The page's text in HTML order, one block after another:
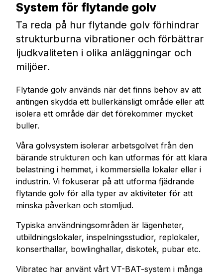
System för flytande golv
Ta reda på hur flytande golv förhindrar
strukturburna vibrationer och förbättrar
ljudkvaliteten i olika anläggningar och
miljöer.
Flytande golv används när det finns behov av att
antingen skydda ett bullerkänsligt område eller att
isolera ett område där det förekommer mycket
buller.
Våra golvsystem isolerar arbetsgolvet från den
bärande strukturen och kan utformas för att klara
belastning i hemmet, i kommersiella lokaler eller i
industrin. Vi fokuserar på att utforma fjädrande
flytande golv för alla typer av aktiviteter för att
minska påverkan och stomljud.
Typiska användningsområden är lägenheter,
utbildningslokaler, inspelningsstudior, replokaler,
konserthallar, bowlinghallar, diskotek, pubar etc.
Vibratec har använt vårt VT-BAT-system i många